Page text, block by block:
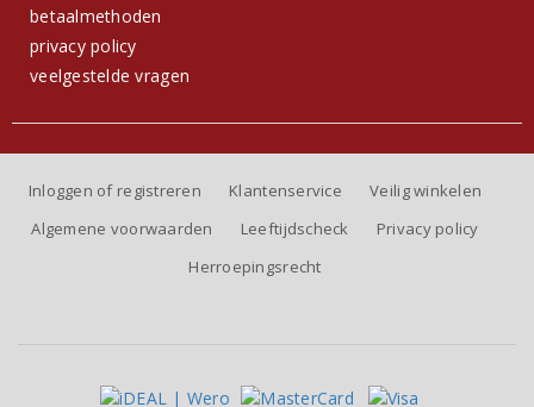
betaalmethoden
privacy policy
veelgestelde vragen
Inloggen of registreren Klantenservice
Veilig winkelen
Algemene voorwaarden
Leeftijdscheck
Privacy policy
Herroepingsrecht